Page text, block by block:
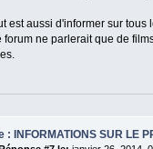
est aussi d'informer sur
forum ne parlerait que de
: INFORMATIONS SUR LE